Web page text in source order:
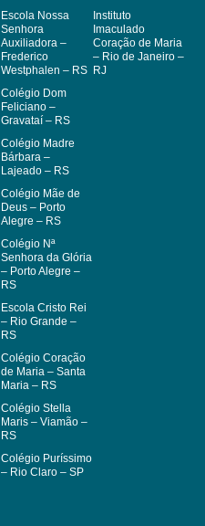
Escola Nossa
Senhora
Auxiliadora –
Frederico
Westphalen – RS
Colégio Dom
Feliciano –
Gravataí – RS
Colégio Madre
Bárbara –
Lajeado – RS
Colégio Mãe de
Deus – Porto
Alegre – RS
Colégio Nª
Senhora da Glória
– Porto Alegre –
RS
Escola Cristo Rei
– Rio Grande –
RS
Colégio Coração
de Maria – Santa
Maria – RS
Colégio Stella
Maris – Viamão –
RS
Colégio Puríssimo
– Rio Claro – SP
Instituto
Imaculado
Coração de Maria
– Rio de Janeiro –
RJ